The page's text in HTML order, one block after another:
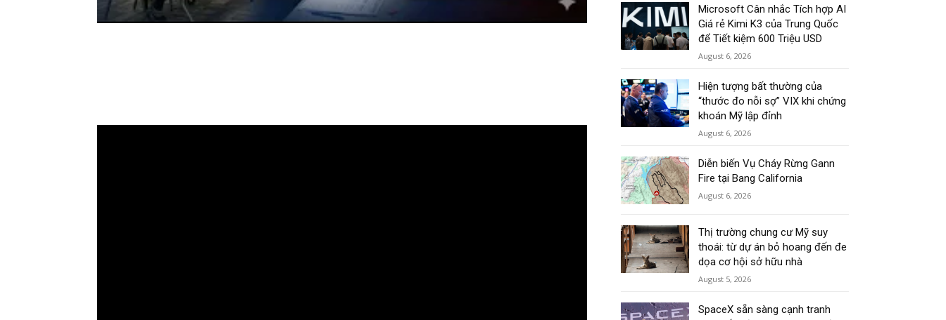
Microsoft Cân nhắc Tích hợp AI
Giá rẻ Kimi K3 của Trung Quốc
để Tiết kiệm 600 Triệu USD
August 6, 2026
Hiện tượng bất thường của
“thước đo nỗi sợ” VIX khi chứng
khoán Mỹ lập đỉnh
August 6, 2026
Diễn biến Vụ Cháy Rừng Gann
Fire tại Bang California
August 6, 2026
Thị trường chung cư Mỹ suy
thoái: từ dự án bỏ hoang đến đe
dọa cơ hội sở hữu nhà
August 5, 2026
SpaceX sẵn sàng cạnh tranh